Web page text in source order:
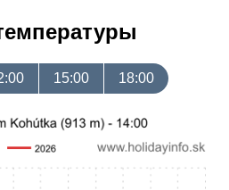
15:00 18:00